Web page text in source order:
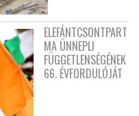
ELEFÁNTCSONTPART
MA ÜNNEPLI
FÜGGETLENSÉGÉNEK
66. ÉVFORDULÓJÁT